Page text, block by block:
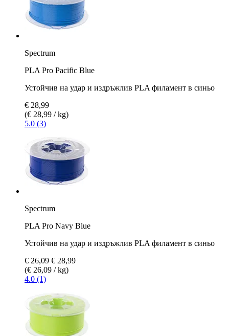
Spectrum
PLA Pro Pacific Blue
Устойчив на удар и издръжлив PLA филамент в синьо
€ 28,99
(€ 28,99 / kg)
5.0 (3)
Spectrum
PLA Pro Navy Blue
Устойчив на удар и издръжлив PLA филамент в синьо
€ 26,09 € 28,99
(€ 26,09 / kg)
4.0 (1)